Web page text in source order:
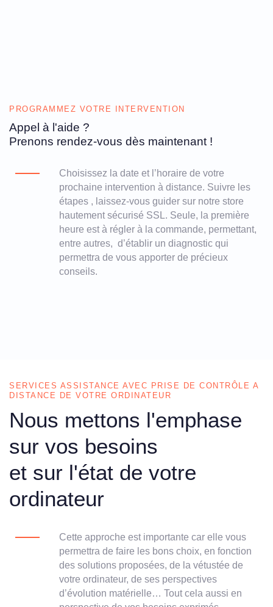
PROGRAMMEZ VOTRE INTERVENTION
Appel à l'aide ?
Prenons rendez-vous dès maintenant !
Choisissez la date et l’horaire de votre
prochaine intervention à distance. Suivre les
étapes , laissez-vous guider sur notre store
hautement sécurisé SSL. Seule, la première
heure est à régler à la commande, permettant,
entre autres, d’établir un diagnostic qui
permettra de vous apporter de précieux
conseils.
SERVICES ASSISTANCE AVEC PRISE DE CONTRÔLE A
DISTANCE DE VOTRE ORDINATEUR
Nous mettons l'emphase
sur vos besoins
et sur l'état de votre
ordinateur
Cette approche est importante car elle vous
permettra de faire les bons choix, en fonction
des solutions proposées, de la vétustée de
votre ordinateur, de ses perspectives
d’évolution matérielle… Tout cela aussi en